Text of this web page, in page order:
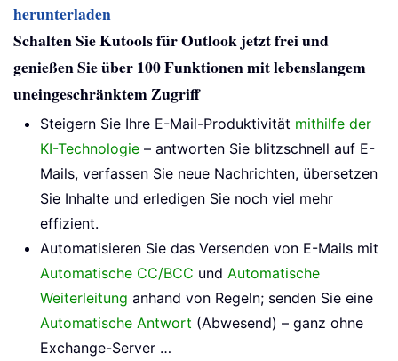
herunterladen
Schalten Sie Kutools für Outlook jetzt frei und
genießen Sie über 100 Funktionen mit lebenslangem
uneingeschränktem Zugriff
Steigern Sie Ihre E-Mail-Produktivität mithilfe der
KI-Technologie – antworten Sie blitzschnell auf E-
Mails, verfassen Sie neue Nachrichten, übersetzen
Sie Inhalte und erledigen Sie noch viel mehr
effizient.
Automatisieren Sie das Versenden von E-Mails mit
Automatische CC/BCC und Automatische
Weiterleitung anhand von Regeln; senden Sie eine
Automatische Antwort (Abwesend) – ganz ohne
Exchange-Server …